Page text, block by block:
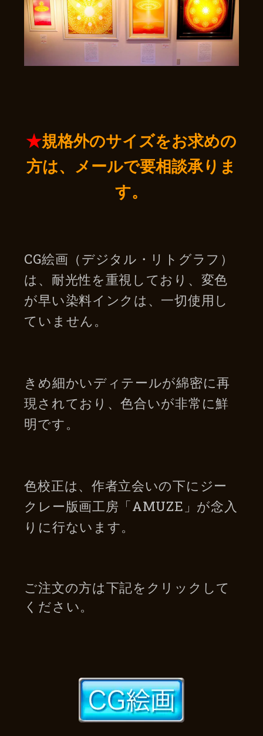
★規格外のサイズをお求めの
方は、 メールで要相談承りま
す。
CG絵画（デジタル・リトグラフ）
は、耐光性を重視しており、変色
が早い染料インクは、一切使用し
ていません。
きめ細かいディテールが綿密に再
現されており、色合いが非常に鮮
明です。
色校正は、作者立会いの下にジー
クレー版画工房「AMUZE」が念入
りに行ないます。
ご注文の方は下記をクリックして
ください。